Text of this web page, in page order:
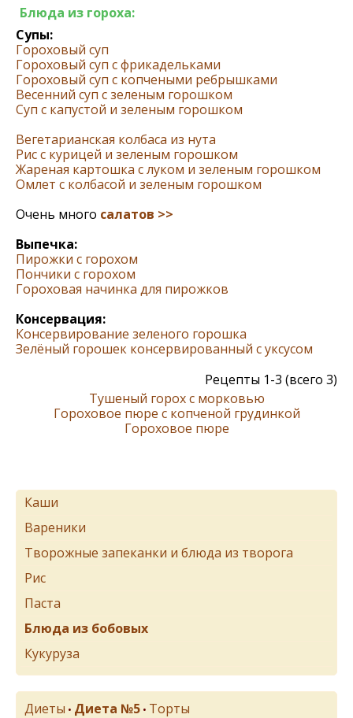
Блюда из гороха:
Супы:
Гороховый суп
Гороховый суп с фрикадельками
Гороховый суп с копчеными ребрышками
Весенний суп с зеленым горошком
Суп с капустой и зеленым горошком
Вегетарианская колбаса из нута
Рис с курицей и зеленым горошком
Жареная картошка с луком и зеленым горошком
Омлет с колбасой и зеленым горошком
Очень много салатов >>
Выпечка:
Пирожки с горохом
Пончики с горохом
Гороховая начинка для пирожков
Консервация:
Консервирование зеленого горошка
Зелёный горошек консервированный с уксусом
Рецепты 1-3 (всего 3)
Тушеный горох с морковью
Гороховое пюре с копченой грудинкой
Гороховое пюре
Каши
Вареники
Творожные запеканки и блюда из творога
Рис
Паста
Блюда из бобовых
Кукуруза
Диеты • Диета №5 • Торты